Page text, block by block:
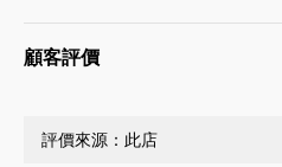
顧客評價